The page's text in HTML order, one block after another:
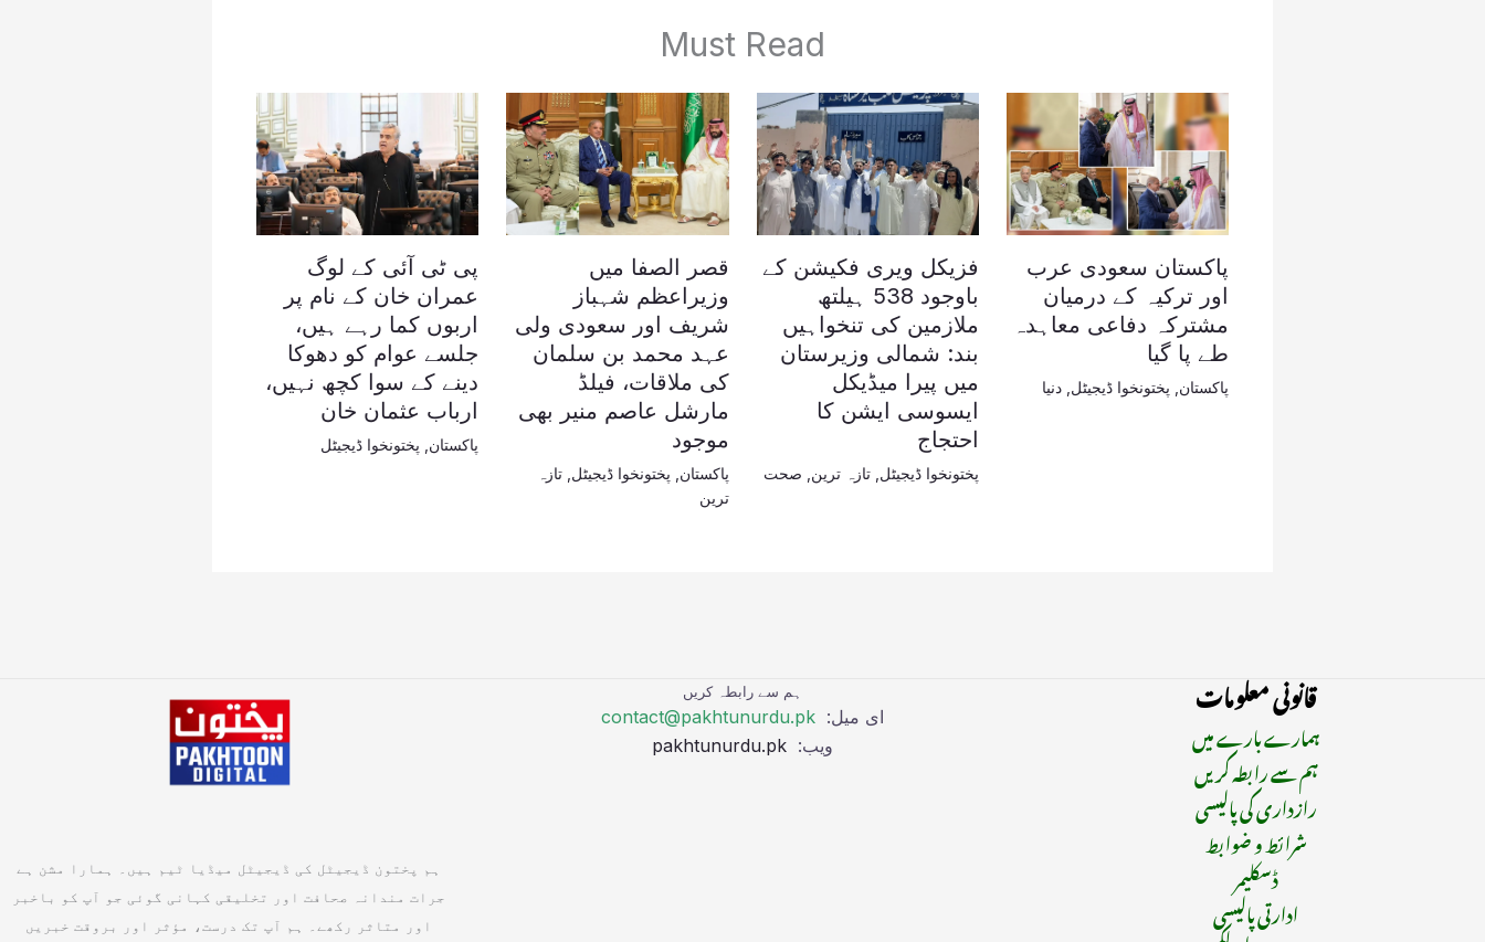
Must Read
پاکستان سعودی عرب
اور ترکیہ کے درمیان
مشترکہ دفاعی معاہدہ
طے پا گیا
پاکستان پختونخوا ڈیجیٹل دنیا
فزیکل ویری فکیشن کے
باوجود 538 ہیلتھ
ملازمین کی تنخواہیں
بند: شمالی وزیرستان
میں پیرا میڈیکل
ایسوسی ایشن کا
احتجاج
پختونخوا ڈیجیٹل ,تازہ ترین صحت
قصر الصفا میں
وزیراعظم شہباز
شریف اور سعودی ولی
عہد محمد بن سلمان
کی ملاقات، فیلڈ
مارشل عاصم منیر بھی
موجود
پاکستان پختونخوا ڈیجیٹل ,تازہ
ترین
پی ٹی آئی کے لوگ
عمران خان کے نام پر
اربوں کما رہے ہیں،
جلسے عوام کو دھوکا
دینے کے سوا کچھ نہیں،
ارباب عثمان خان
پاکستان پختونخوا ڈیجیٹل
قانونی معلومات
ہمارے بارے میں
ہم سے رابطہ کریں
رازداری کی پالیسی
شرائط و ضوابط
ڈسکلیمر
ادارتی پالیسی
ہم سے رابطہ کریں
ای میل: contact@pakhtunurdu.pk
ویب:
ہم پختون ڈیجیٹل کی ڈیجیٹل میڈیا ٹیم ہیں۔ ہمارا مشن ہے
جرات مندانہ صحافت اور تخلیقی کہانی گوئی جو آپ کو باخبر
اور متاثر رکھے۔ ہم آپ تک درست، مؤثر اور بروقت خبریں